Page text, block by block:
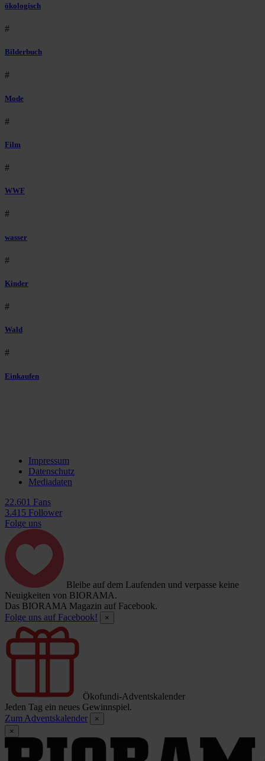
ökologisch
#
Bilderbuch
#
Mode
#
Film
#
WWF
#
wasser
#
Kinder
#
Wald
#
Einkaufen
Impressum
Datenschutz
Mediadaten
22.601 Fans
3.415 Follower
Folge uns
Bleibe auf dem Laufenden und verpasse keine
Neuigkeiten von BIORAMA.
Das BIORAMA Magazin auf Facebook.
Folge uns auf Facebook!
×
Ökofundi-Adventskalender
Jeden Tag ein neues Gewinnspiel.
Zum Adventskalender
×
×